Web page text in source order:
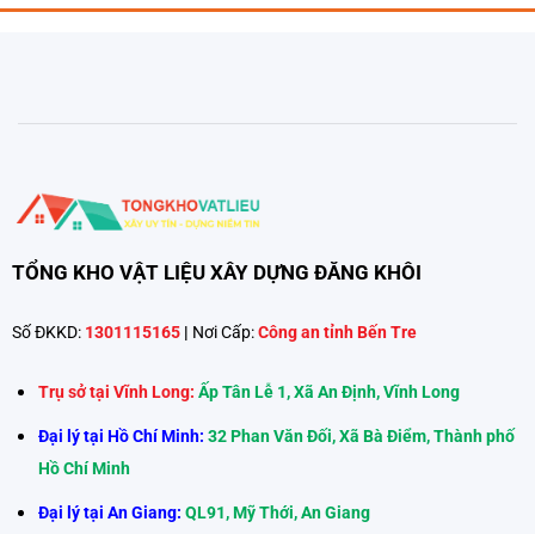
TỔNG KHO VẬT LIỆU XÂY DỰNG ĐĂNG KHÔI
Số ĐKKD: 1301115165 | Nơi Cấp: Công an tỉnh Bến Tre
Trụ sở tại Vĩnh Long: Ấp Tân Lễ 1, Xã An Định, Vĩnh Long
Đại lý tại Hồ Chí Minh: 32 Phan Văn Đối, Xã Bà Điểm, Thành phố
Hồ Chí Minh
Đại lý tại An Giang: QL91, Mỹ Thới, An Giang